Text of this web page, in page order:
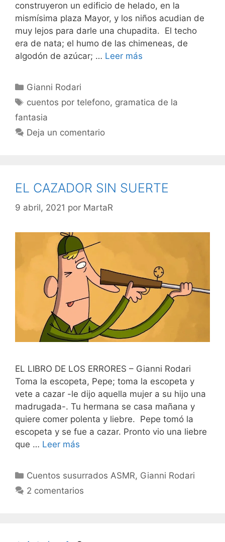
construyeron un edificio de helado, en la
mismísima plaza Mayor, y los niños acudian de
muy lejos para darle una chupadita. El techo
era de nata; el humo de las chimeneas, de
algodón de azúcar; … Leer más
Categorías
Gianni Rodari
Etiquetas
cuentos por telefono, gramatica de la
fantasia
Deja un comentario
EL CAZADOR SIN SUERTE
9 abril, 2021 por MartaR
EL LIBRO DE LOS ERRORES – Gianni Rodari
Toma la escopeta, Pepe; toma la escopeta y
vete a cazar -le dijo aquella mujer a su hijo una
madrugada-. Tu hermana se casa mañana y
quiere comer polenta y liebre. Pepe tomó la
escopeta y se fue a cazar. Pronto vio una liebre
que … Leer más
Categorías
Cuentos susurrados ASMR, Gianni Rodari
2 comentarios